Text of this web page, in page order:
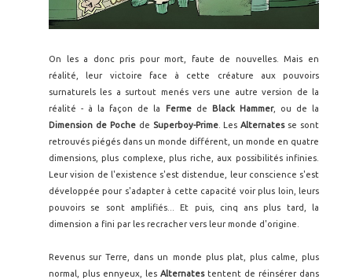
On les a donc pris pour mort, faute de nouvelles. Mais en
réalité, leur victoire face à cette créature aux pouvoirs
surnaturels les a surtout menés vers une autre version de la
réalité - à la façon de la
Fermede Black Hammer, ou de la
Dimension de Pochede Superboy-Prime. LesAlternatesse sont
retrouvés piégés dans un monde différent, un monde en quatre
dimensions, plus complexe, plus riche, aux possibilités infinies.
Leur vision de l'existence s'est distendue, leur conscience s'est
développée pour s'adapter à cette capacité voir plus loin, leurs
pouvoirs se sont amplifiés... Et puis, cinq ans plus tard, la
dimension a fini par les recracher vers leur monde d'origine.
Revenus sur Terre, dans un monde plus plat, plus calme, plus
normal, plus ennyeux, les Alternatestentent de réinsérer dans